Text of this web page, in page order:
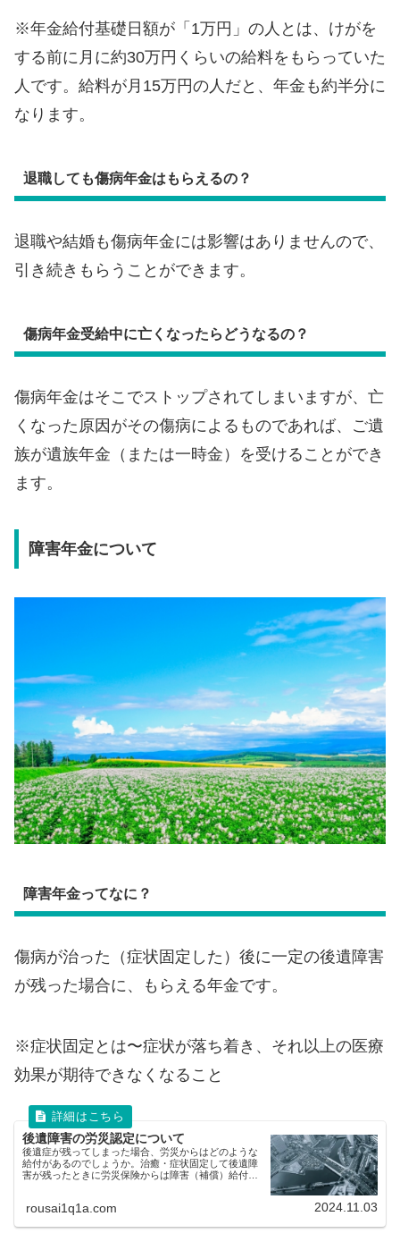
※年金給付基礎日額が「1万円」の人とは、けがを
する前に月に約30万円くらいの給料をもらっていた
人です。給料が月15万円の人だと、年金も約半分に
なります。
退職しても傷病年金はもらえるの？
退職や結婚も傷病年金には影響はありませんので、
引き続きもらうことができます。
傷病年金受給中に亡くなったらどうなるの？
傷病年金はそこでストップされてしまいますが、亡
くなった原因がその傷病によるものであれば、ご遺
族が遺族年金（または一時金）を受けることができ
ます。
障害年金について
障害年金ってなに？
傷病が治った（症状固定した）後に一定の後遺障害
が残った場合に、もらえる年金です。
※症状固定とは〜症状が落ち着き、それ以上の医療
効果が期待できなくなること
後遺障害の労災認定について
後遺症が残ってしまった場合、労災からはどのような
給付があるのでしょうか。治癒・症状固定して後遺障
害が残ったときに労災保険からは障害（補償）給付が
付のほか特別支給金なども支給されます。
rousai1q1a.com 2024.11.03